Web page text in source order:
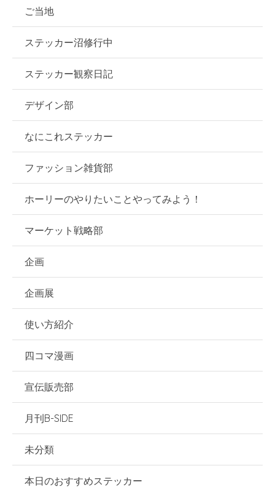
ご当地
ステッカー沼修行中
ステッカー観察日記
デザイン部
なにこれステッカー
ファッション雑貨部
ホーリーのやりたいことやってみよう！
マーケット戦略部
企画
企画展
使い方紹介
四コマ漫画
宣伝販売部
月刊B-SIDE
未分類
本日のおすすめステッカー